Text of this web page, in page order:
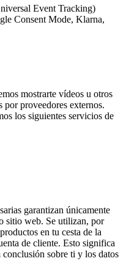
Event Tracking)
Consent Mode, Klarna,
mostrarte vídeos u otros
proveedores externos.
los siguientes servicios de
garantizan únicamente
sitio web. Se utilizan, por
en tu cesta de la
de cliente. Esto significa
sobre ti y los datos